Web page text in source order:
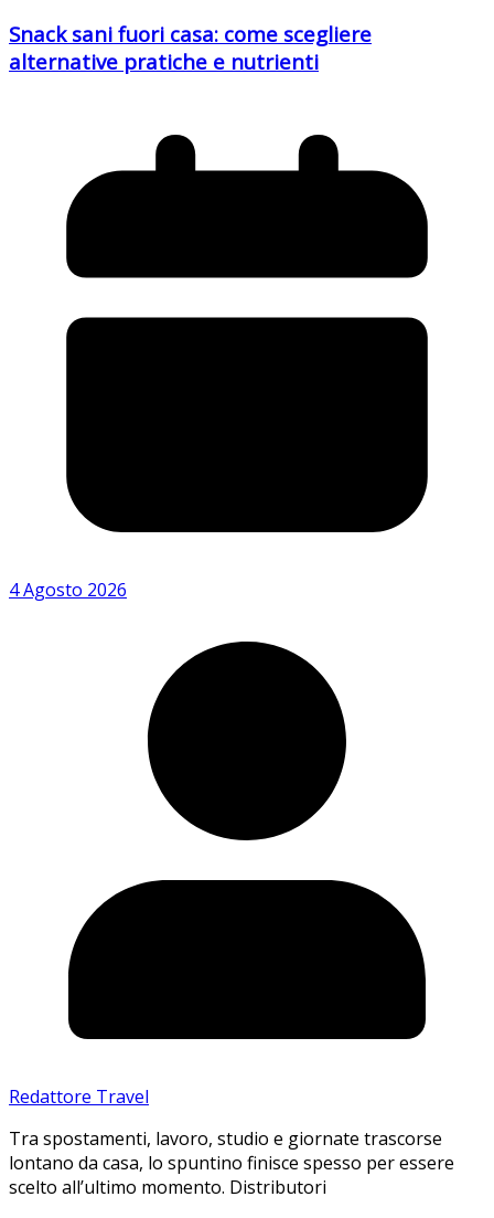
Snack sani fuori casa: come scegliere
alternative pratiche e nutrienti
4 Agosto 2026
Redattore Travel
Tra spostamenti, lavoro, studio e giornate trascorse
lontano da casa, lo spuntino finisce spesso per essere
scelto all’ultimo momento. Distributori